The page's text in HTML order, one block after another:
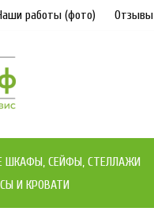
работы (фото) Отзывы
ШКАФЫ, СЕЙФЫ, СТЕЛЛАЖИ
И КРОВАТИ